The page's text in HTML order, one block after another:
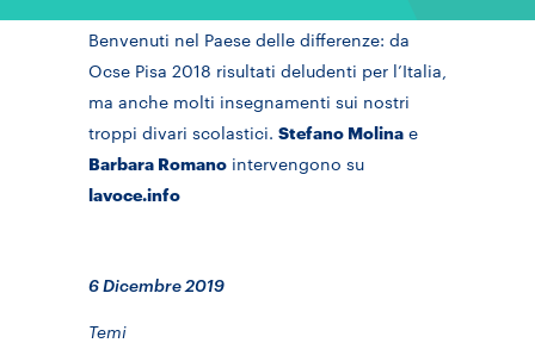
Benvenuti nel Paese delle differenze: da
Ocse Pisa 2018 risultati deludenti per l’Italia,
ma anche molti insegnamenti sui nostri
troppi divari scolastici. Stefano Molina e
Barbara Romano intervengono su
lavoce.info
6 Dicembre 2019
Temi